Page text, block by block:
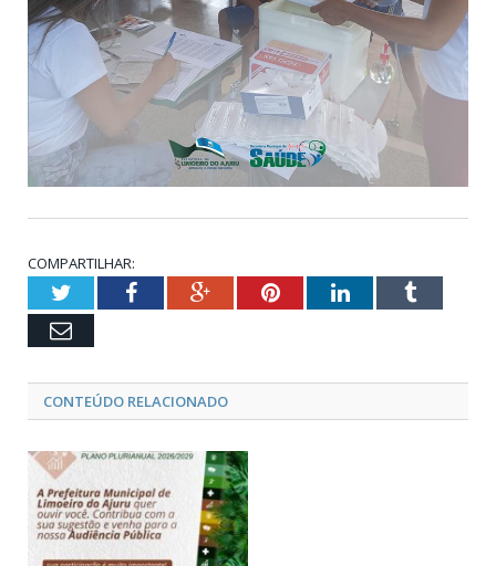
COMPARTILHAR:
TwitterFacebookGoogle+PinterestLinkedInTumblr
Email
CONTEÚDO RELACIONADO